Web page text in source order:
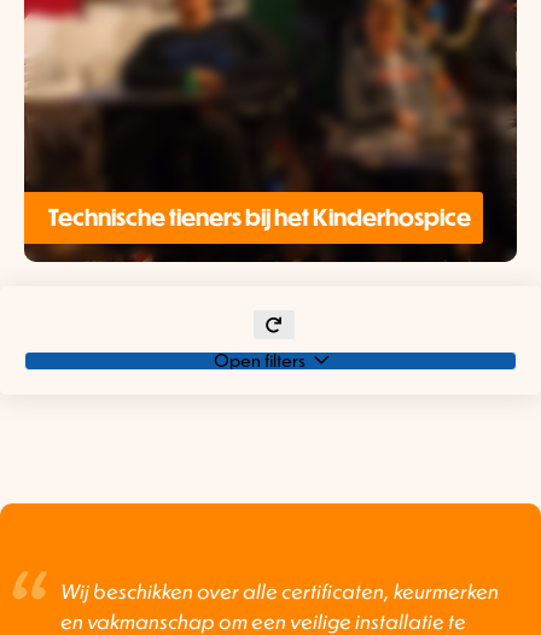
Technische tieners bij het Kinderhospice
Open filters
Wij beschikken over alle certificaten, keurmerken
en vakmanschap om een veilige installatie te